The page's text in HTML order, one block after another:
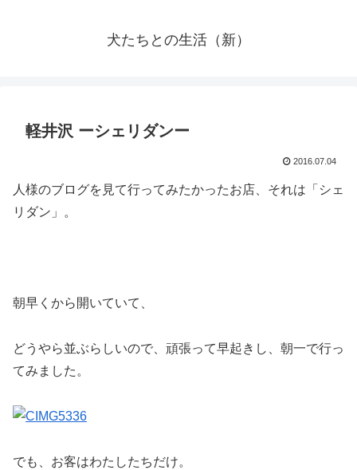
犬たちとの生活（新）
軽井沢 ーシェリダンー
2016.07.04
人様のブログを見て行ってみたかったお店、それは「シェ
リダン」。
朝早くから開いていて、
どうやら並ぶらしいので、頑張って早起きし、朝一で行っ
てみました。
でも、お客はわたしたちだけ。